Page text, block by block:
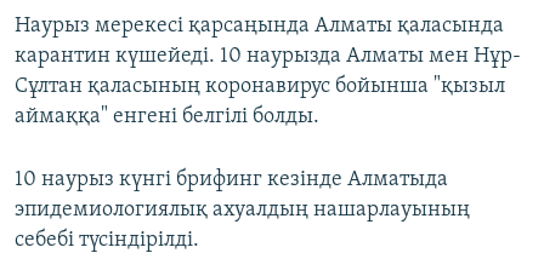
Наурыз мерекесі қарсаңында Алматы қаласында
карантин күшейеді. 10 наурызда Алматы мен Нұр-
Сұлтан қаласының коронавирус бойынша "қызыл
аймаққа" енгені белгілі болды.
10 наурыз күнгі брифинг кезінде Алматыда
эпидемиологиялық ахуалдың нашарлауының
себебі түсіндірілді.